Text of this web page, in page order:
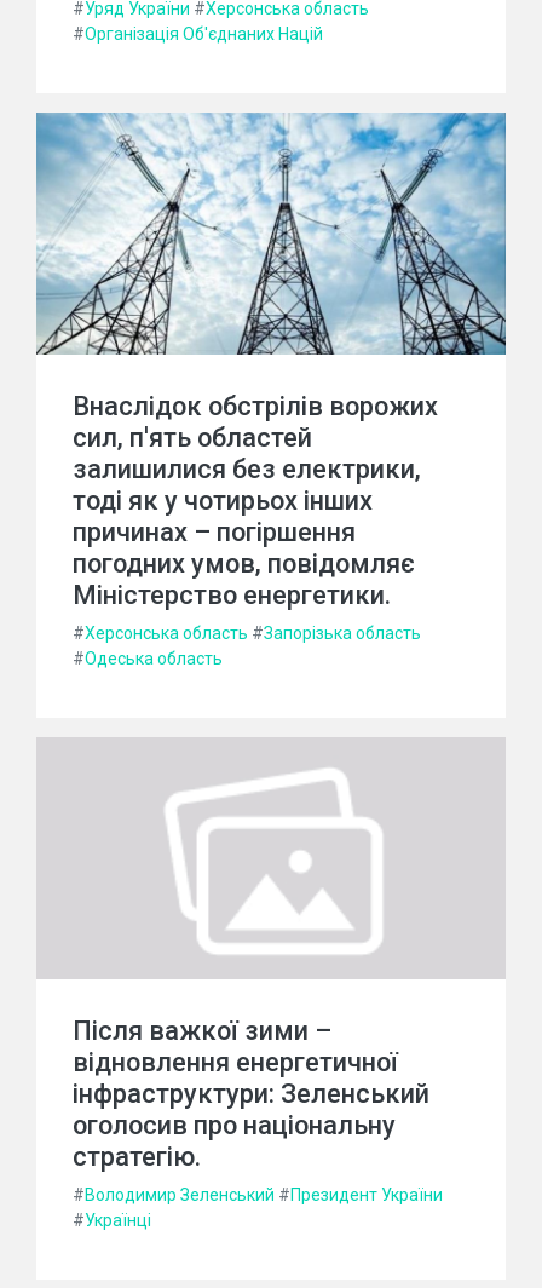
#Уряд України #Херсонська область
#Організація Об'єднаних Націй
Внаслідок обстрілів ворожих
сил, п'ять областей
залишилися без електрики,
тоді як у чотирьох інших
причинах – погіршення
погодних умов, повідомляє
Міністерство енергетики.
#Херсонська область #Запорізька область
#Одеська область
Після важкої зими –
відновлення енергетичної
інфраструктури: Зеленський
оголосив про національну
стратегію.
#Володимир Зеленський #Президент України
#Українці